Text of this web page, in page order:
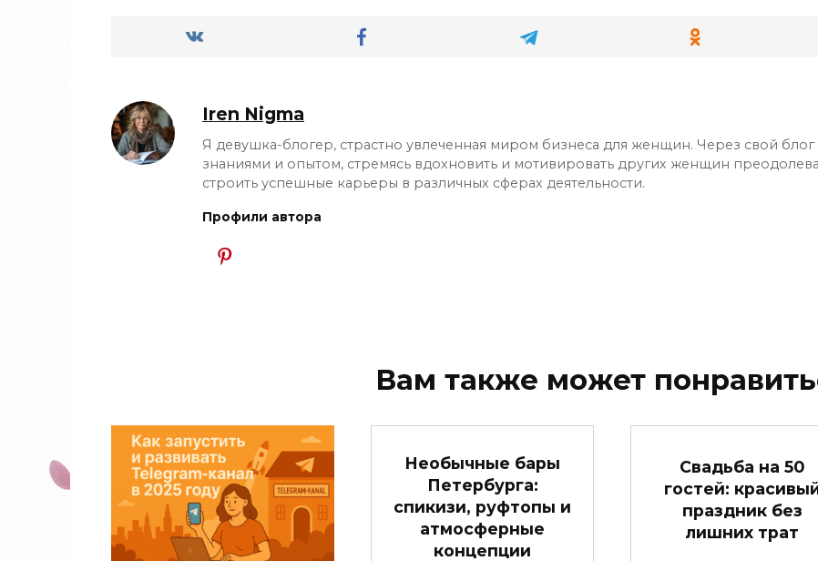
Iren Nigma
Я девушка-блогер, страстно увлеченная миром бизнеса для женщин. Через свой блог
знаниями и опытом, стремясь вдохновить и мотивировать других женщин
строить успешные карьеры в различных сферах деятельности.
Профили автора
Вам также может
Необычные бары
Петербурга:
спикизи, руфтопы и
атмосферные
концепции
Свадьба на 50
гостей:
праздник без
лишних трат